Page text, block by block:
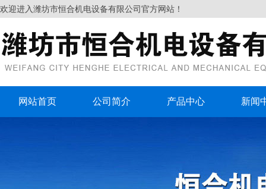
欢迎进入潍坊市恒合机电设备有限公司官方网站！
网站首页 公司简介 产品中心 新闻